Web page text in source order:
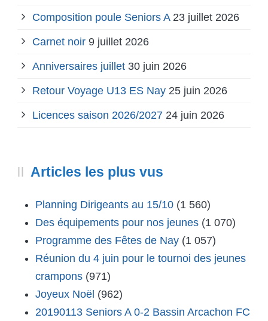
Composition poule Seniors A 23 juillet 2026
Carnet noir 9 juillet 2026
Anniversaires juillet 30 juin 2026
Retour Voyage U13 ES Nay 25 juin 2026
Licences saison 2026/2027 24 juin 2026
Articles les plus vus
Planning Dirigeants au 15/10 (1 560)
Des équipements pour nos jeunes (1 070)
Programme des Fêtes de Nay (1 057)
Réunion du 4 juin pour le tournoi des jeunes
crampons (971)
Joyeux Noël (962)
20190113 Seniors A 0-2 Bassin Arcachon FC